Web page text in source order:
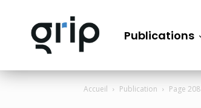
Publications
Accueil Publication Page 208